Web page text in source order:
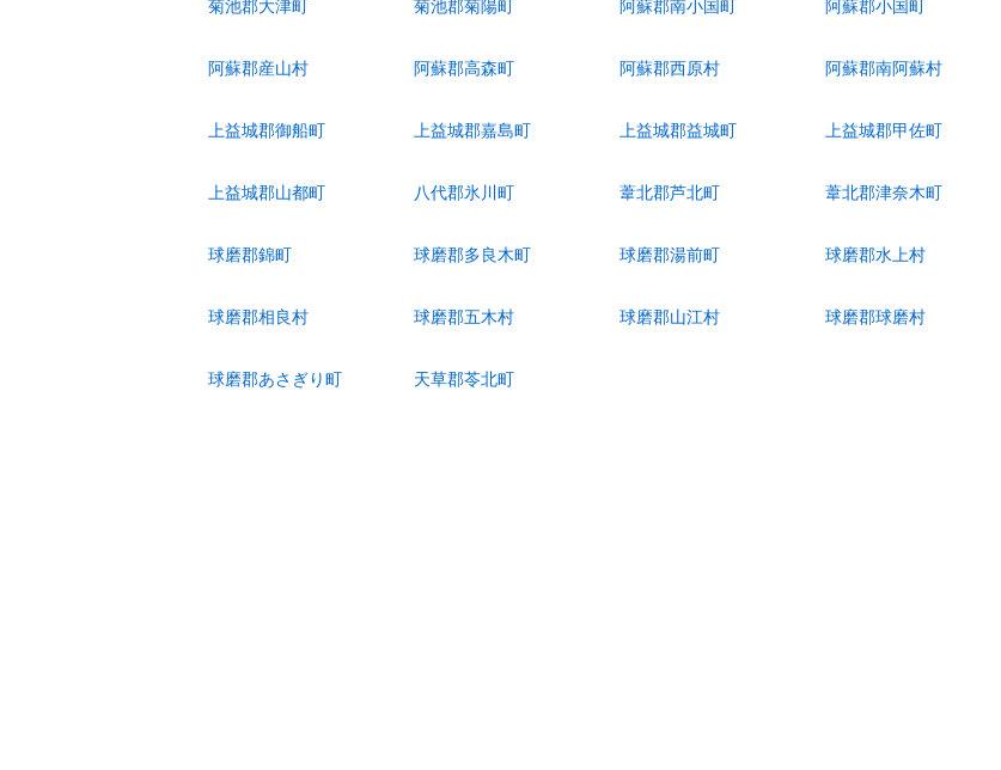
菊池郡大津町 菊池郡菊陽町 阿蘇郡南小国町 阿蘇郡小国町
阿蘇郡産山村 阿蘇郡高森町 阿蘇郡西原村 阿蘇郡南阿蘇村
上益城郡御船町 上益城郡嘉島町 上益城郡益城町 上益城郡甲佐町
上益城郡山都町 八代郡氷川町 葦北郡芦北町 葦北郡津奈木町
球磨郡錦町 球磨郡多良木町 球磨郡湯前町 球磨郡水上村
球磨郡相良村 球磨郡五木村 球磨郡山江村 球磨郡球磨村
球磨郡あさぎり町 天草郡苓北町